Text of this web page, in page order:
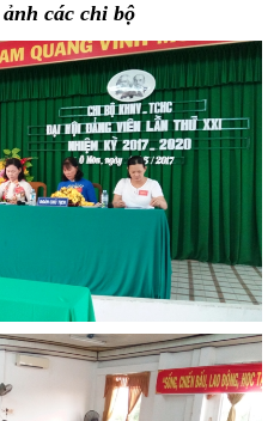
các chi bộ